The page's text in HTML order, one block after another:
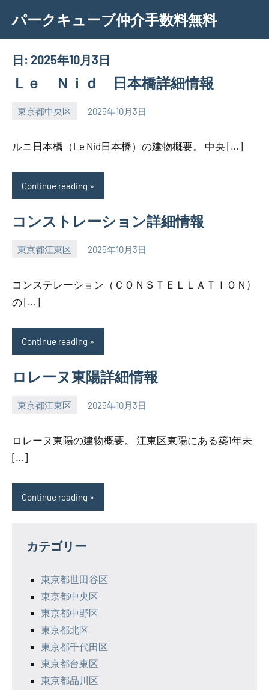
content
パークキューブ仲介手数料無料
日: 2025年10月3日
Ｌｅ Ｎｉｄ 日本橋詳細情報
東京都中央区 2025年10月3日
SEZIMO
ルニ日本橋（Le Nid日本橋）の建物概要。 中央 […]
Continue reading
コンストレーション詳細情報
東京都江東区 2025年10月3日
SEZIMO
コンステレーション（ＣＯＮＳＴＥＬＬＡＴＩＯＮ)
の […]
Continue reading
ロレーヌ東陽詳細情報
東京都江東区 2025年10月3日
SEZIMO
ロレーヌ東陽の建物概要。 江東区東陽にある築1年未
[…]
Continue reading
カテゴリー
東京都世田谷区
東京都中央区
東京都中野区
東京都北区
東京都千代田区
東京都台東区
東京都品川区